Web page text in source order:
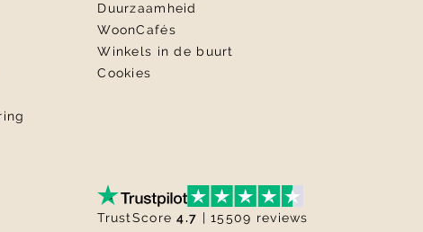
Duurzaamheid
WoonCafés
Winkels in de buurt
Cookies
TrustScore4.7 | 15509 reviews